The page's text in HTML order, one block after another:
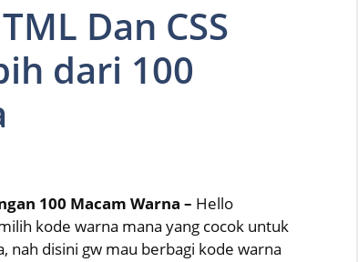
Dan CSS
dari 100
100 Macam Warna – Hello
kode warna mana yang cocok untuk
nah disini gw mau berbagi kode warna